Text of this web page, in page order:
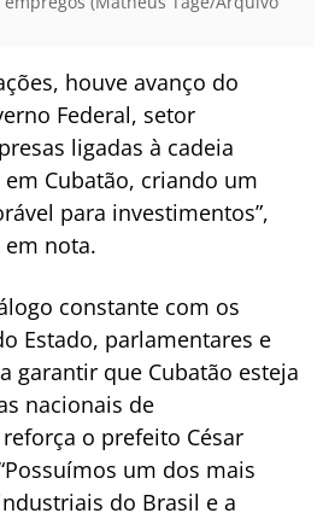
houve avanço do
Federal, setor
ligadas à cadeia
Cubatão, criando um
para investimentos”,
nota.
constante com os
Estado, parlamentares e
garantir que Cubatão esteja
nacionais de
o prefeito César
um dos mais
do Brasil e a